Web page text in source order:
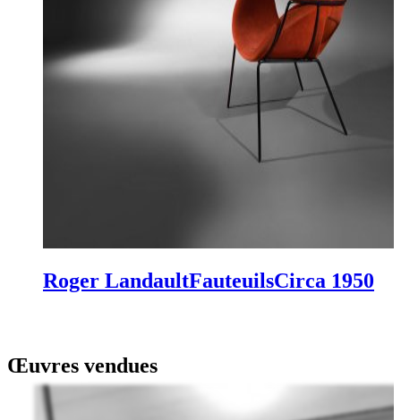
Roger LandaultFauteuilsCirca 1950
Œuvres vendues